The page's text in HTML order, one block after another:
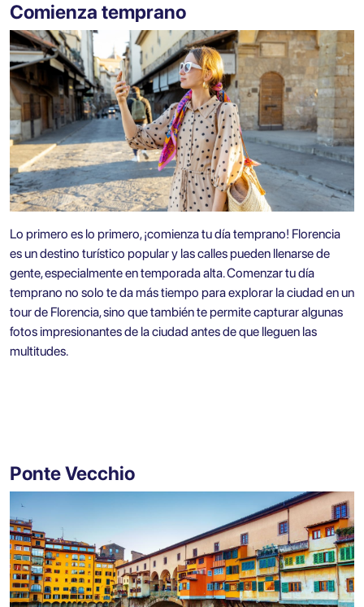
Comienza temprano
Lo primero es lo primero, ¡comienza tu día temprano! Florencia
es un destino turístico popular y las calles pueden llenarse de
gente, especialmente en temporada alta. Comenzar tu día
temprano no solo te da más tiempo para explorar la ciudad en un
tour de Florencia, sino que también te permite capturar algunas
fotos impresionantes de la ciudad antes de que lleguen las
multitudes.
Ponte Vecchio